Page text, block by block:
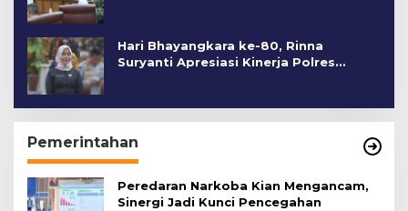
Hari Bhayangkara ke-80, Rinna
Suryanti Apresiasi Kinerja Polres
Pemerintahan
Peredaran Narkoba Kian Mengancam,
Sinergi Jadi Kunci Pencegahan